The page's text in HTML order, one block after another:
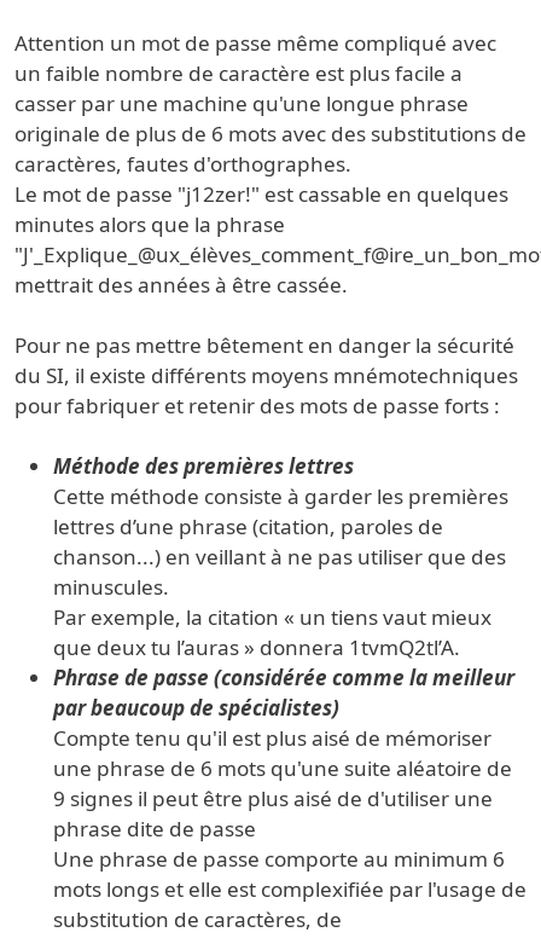
Attention un mot de passe même compliqué avec
un faible nombre de caractère est plus facile a
casser par une machine qu'une longue phrase
originale de plus de 6 mots avec des substitutions de
caractères, fautes d'orthographes.
Le mot de passe "j12zer!" est cassable en quelques
minutes alors que la phrase
mettrait des années à être cassée.
Pour ne pas mettre bêtement en danger la sécurité
du SI, il existe différents moyens mnémotechniques
pour fabriquer et retenir des mots de passe forts :
Méthode des premières lettres
Cette méthode consiste à garder les premières
lettres d’une phrase (citation, paroles de
chanson...) en veillant à ne pas utiliser que des
minuscules.
Par exemple, la citation « un tiens vaut mieux
que deux tu l’auras » donnera 1tvmQ2tl’A.
Phrase de passe (considérée comme la meilleur
par beaucoup de spécialistes)
Compte tenu qu'il est plus aisé de mémoriser
une phrase de 6 mots qu'une suite aléatoire de
9 signes il peut être plus aisé de d'utiliser une
phrase dite de passe
Une phrase de passe comporte au minimum 6
mots longs et elle est complexifiée par l'usage de
substitution de caractères, de